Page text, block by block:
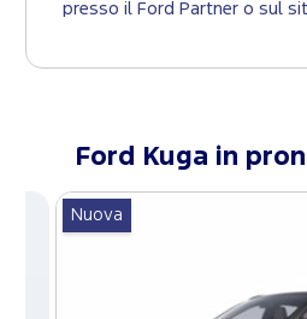
presso il Ford Partner o sul
Ford Kuga in
Nuova